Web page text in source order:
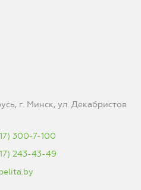
г. Минск, ул. Декабристов
300-7-100
243-43-49